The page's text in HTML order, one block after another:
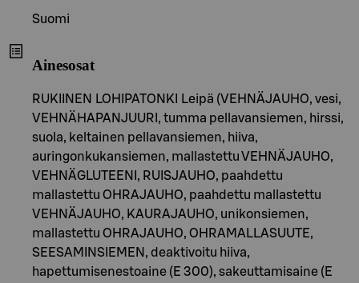
Suomi
Ainesosat
RUKIINEN LOHIPATONKI Leipä (VEHNÄJAUHO, vesi,
VEHNÄHAPANJUURI, tumma pellavansiemen, hirssi,
suola, keltainen pellavansiemen, hiiva,
auringonkukansiemen, mallastettu VEHNÄJAUHO,
VEHNÄGLUTEENI, RUISJAUHO, paahdettu
mallastettu OHRAJAUHO, paahdettu mallastettu
VEHNÄJAUHO, KAURAJAUHO, unikonsiemen,
mallastettu OHRAJAUHO, OHRAMALLASUUTE,
SEESAMINSIEMEN, deaktivoitu hiiva,
hapettumisenestoaine (E 300), sakeuttamisaine (E